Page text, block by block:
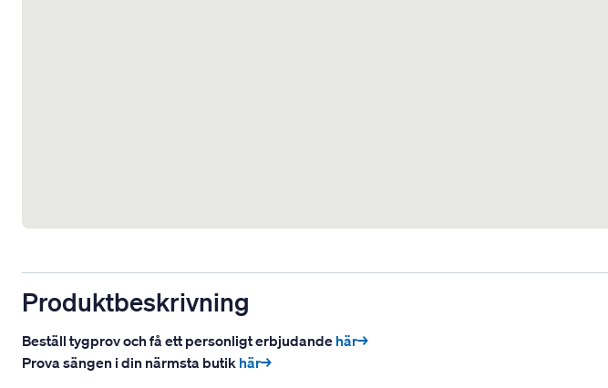
Produktbeskrivning
Beställ tygprov och få ett personligt erbjudande här→
Prova sängen i din närmsta butik här→